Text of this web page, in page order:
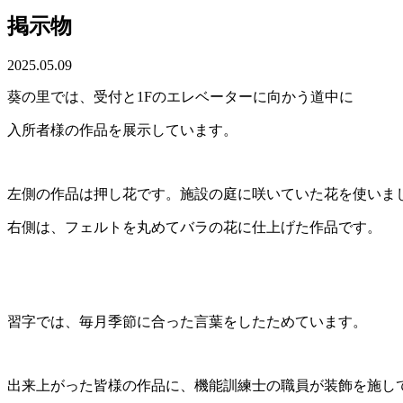
掲示物
2025.05.09
葵の里では、受付と1Fのエレベーターに向かう道中に
入所者様の作品を展示しています。
左側の作品は押し花です。施設の庭に咲いていた花を使いま
右側は、フェルトを丸めてバラの花に仕上げた作品です。
習字では、毎月季節に合った言葉をしたためています。
出来上がった皆様の作品に、機能訓練士の職員が装飾を施し